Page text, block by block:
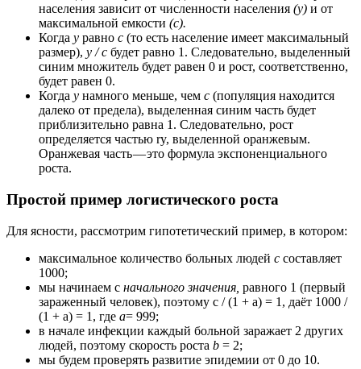
населения зависит от численности населения (у) и от
максимальной емкости (с).
Когда y равно c (то есть население имеет максимальный
размер), y / c будет равно 1. Следовательно, выделенный
синим множитель будет равен 0 и рост, соответственно,
будет равен 0.
Когда у намного меньше, чем с (популяция находится
далеко от предела), выделенная синим часть будет
приблизительно равна 1. Следовательно, рост
определяется частью ry, выделенной оранжевым.
Оранжевая часть — это формула экспоненциального
роста.
Простой пример логистического роста
Для ясности, рассмотрим гипотетический пример, в котором:
максимальное количество больных людей с составляет
1000;
мы начинаем с начального значения, равного 1 (первый
зараженный человек), поэтому c / (1 + a) = 1, даёт 1000 /
(1 + a) = 1, где а= 999;
в начале инфекции каждый больной заражает 2 других
людей, поэтому скорость роста b = 2;
мы будем проверять развитие эпидемии от 0 до 10.